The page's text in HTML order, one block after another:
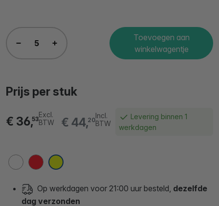
Toevoegen aan
winkelwagentje
Prijs per stuk
€ 44,20
Incl.
BTW
€ 36,53
Excl.
BTW
Levering binnen 1
werkdagen
Op werkdagen voor 21:00 uur besteld, dezelfde
dag verzonden